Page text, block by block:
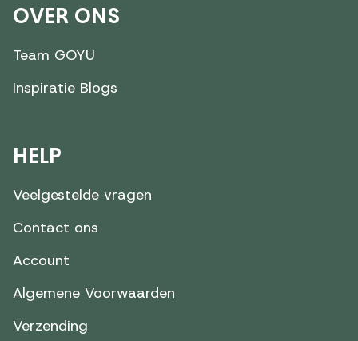
OVER ONS
Team GOYU
Inspiratie Blogs
HELP
Veelgestelde vragen
Contact ons
Account
Algemene Voorwaarden
Verzending